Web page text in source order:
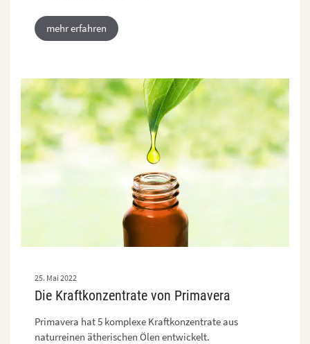
mehr erfahren
Die Kraftkonzentrate von Primavera
25. Mai 2022
Primavera hat 5 komplexe Kraftkonzentrate aus
naturreinen ätherischen Ölen entwickelt.